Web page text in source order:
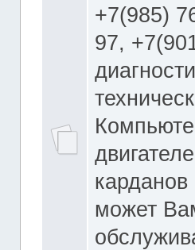
+7(985)
97,
карданов
может